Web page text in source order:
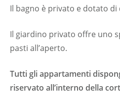
Il bagno è privato e dotato di
Il giardino privato offre uno
pasti all’aperto.
Tutti gli appartamenti
riservato all’interno della